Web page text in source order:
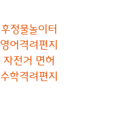
후정물놀이터
영어격려편지
자전거 면허
수학격려편지